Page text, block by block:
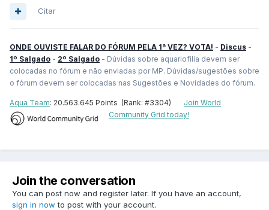
Citar
ONDE OUVISTE FALAR DO FÓRUM PELA 1ª VEZ? VOTA! - Discus -
1º Salgado - 2º Salgado - Dúvidas sobre aquariofilia devem ser
colocadas no fórum e não enviadas por MP. Dúvidas/sugestões sobre
o fórum devem ser colocadas nas Sugestões e Novidades do fórum.
Aqua Team: 20.563.645 Points (Rank: #3304) Join World
Community Grid today!
Join the conversation
You can post now and register later. If you have an account,
sign in now to post with your account.